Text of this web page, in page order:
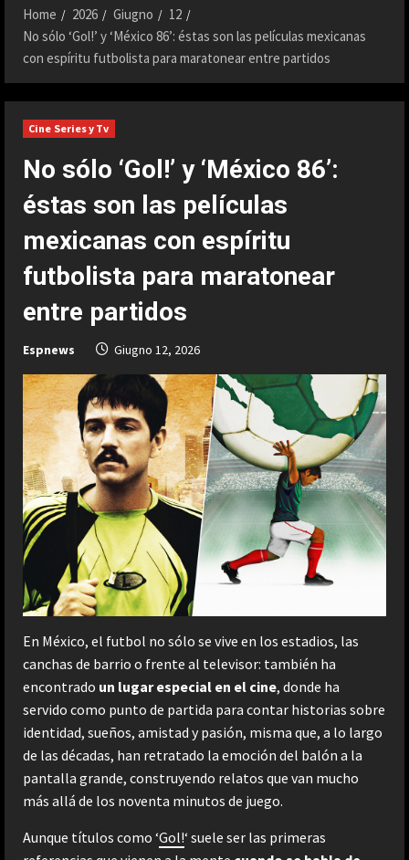
Home 2026 Giugno
12
No sólo ‘Gol!’ y ‘México 86’: éstas son las películas mexicanas
con espíritu futbolista para maratonear entre partidos
Cine Series y Tv
No sólo ‘Gol!’ y ‘México 86’:
éstas son las películas
mexicanas con espíritu
futbolista para maratonear
entre partidos
Espnews Giugno 12, 2026
En México, el futbol no sólo se vive en los estadios, las
canchas de barrio o frente al televisor: también ha
encontrado un lugar especial en el cine, donde ha
servido como punto de partida para contar historias sobre
identidad, sueños, amistad y pasión, misma que, a lo largo
de las décadas, han retratado la emoción del balón a la
pantalla grande, construyendo relatos que van mucho
más allá de los noventa minutos de juego.
Aunque títulos como ‘Gol!‘ suele ser las primeras